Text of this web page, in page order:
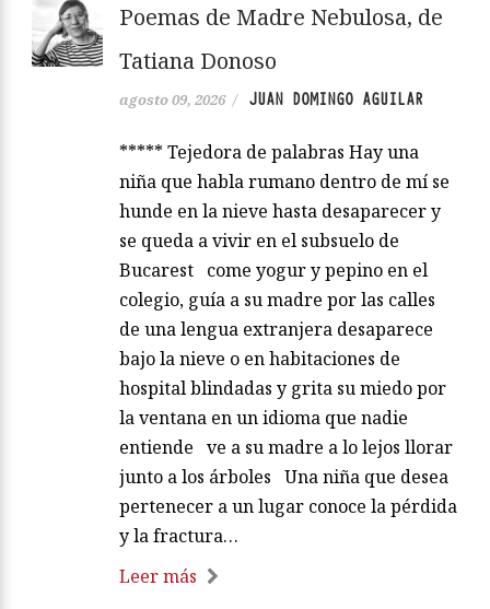
Poemas de Madre Nebulosa, de
Tatiana Donoso
agosto 09, 2026 / JUAN DOMINGO AGUILAR
***** Tejedora de palabras Hay una
niña que habla rumano dentro de mí se
hunde en la nieve hasta desaparecer y
se queda a vivir en el subsuelo de
Bucarest come yogur y pepino en el
colegio, guía a su madre por las calles
de una lengua extranjera desaparece
bajo la nieve o en habitaciones de
hospital blindadas y grita su miedo por
la ventana en un idioma que nadie
entiende ve a su madre a lo lejos llorar
junto a los árboles Una niña que desea
pertenecer a un lugar conoce la pérdida
y la fractura…
Leer más